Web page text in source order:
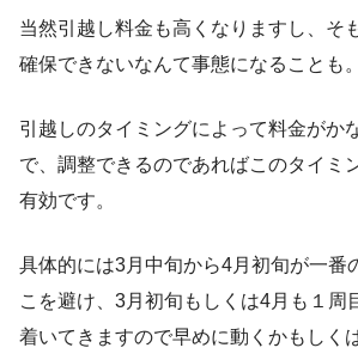
当然引越し料金も高くなりますし、そ
確保できないなんて事態になることも。
引越しのタイミングによって料金がか
で、調整できるのであればこのタイミ
有効です。
具体的には3月中旬から4月初旬が一番
こを避け、3月初旬もしくは4月も１周
着いてきますので早めに動くかもしく